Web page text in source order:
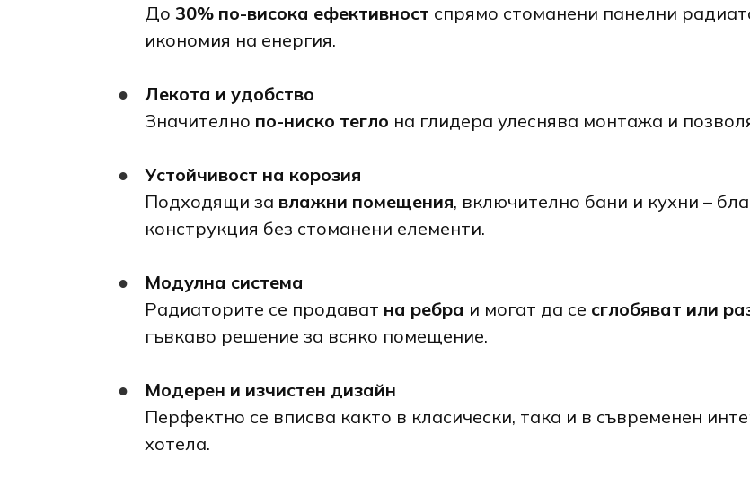
До 30% по-висока ефективност спрямо стоманени панелни
икономия на енергия.
Лекота и удобство
Значително по-ниско тегло на глидера улеснява монтажа и
Устойчивост на корозия
Подходящи за влажни помещения, включително бани и кухни –
конструкция без стоманени елементи.
Модулна система
Радиаторите се продават на ребра и могат да се сглобяват или
гъвкаво решение за всяко помещение.
Модерен и изчистен дизайн
Перфектно се вписва както в класически, така и в съвременен
хотела.